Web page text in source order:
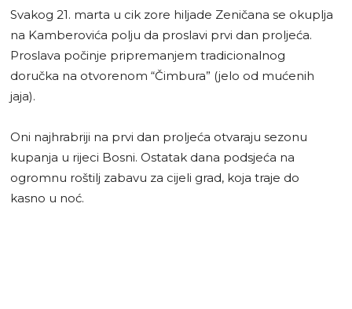
Svakog 21. marta u cik zore hiljade Zeničana se okuplja
na Kamberovića polju da proslavi prvi dan proljeća.
Proslava počinje pripremanjem tradicionalnog
doručka na otvorenom “Čimbura” (jelo od mućenih
jaja).
Oni najhrabriji na prvi dan proljeća otvaraju sezonu
kupanja u rijeci Bosni. Ostatak dana podsjeća na
ogromnu roštilj zabavu za cijeli grad, koja traje do
kasno u noć.